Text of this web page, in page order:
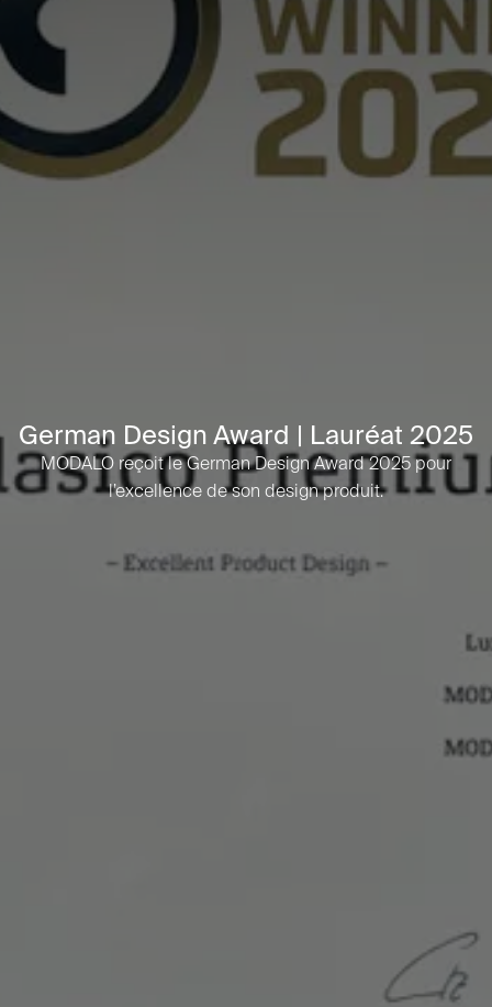
German Design Award | Lauréat 2025
MODALO reçoit le German Design Award 2025 pour
l’excellence de son design produit.